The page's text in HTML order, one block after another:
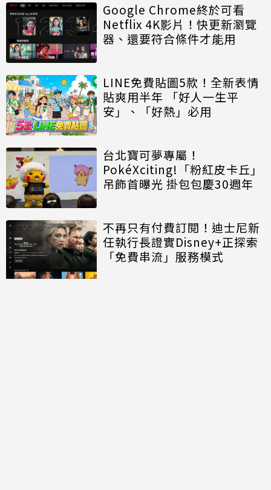
Google Chrome終於可看
Netflix 4K影片！快更新瀏覽
器、還要符合條件才能用
LINE免費貼圖5款！全新表情
貼爽用半年 「好人一生平
安」、「好熱」必用
台北寶可夢專屬！
PokéXciting!「粉紅皮卡丘」
吊飾首曝光 掛包包慶30週年
不再只有付費訂閱！迪士尼新
任執行長證實Disney+正探索
「免費串流」服務模式